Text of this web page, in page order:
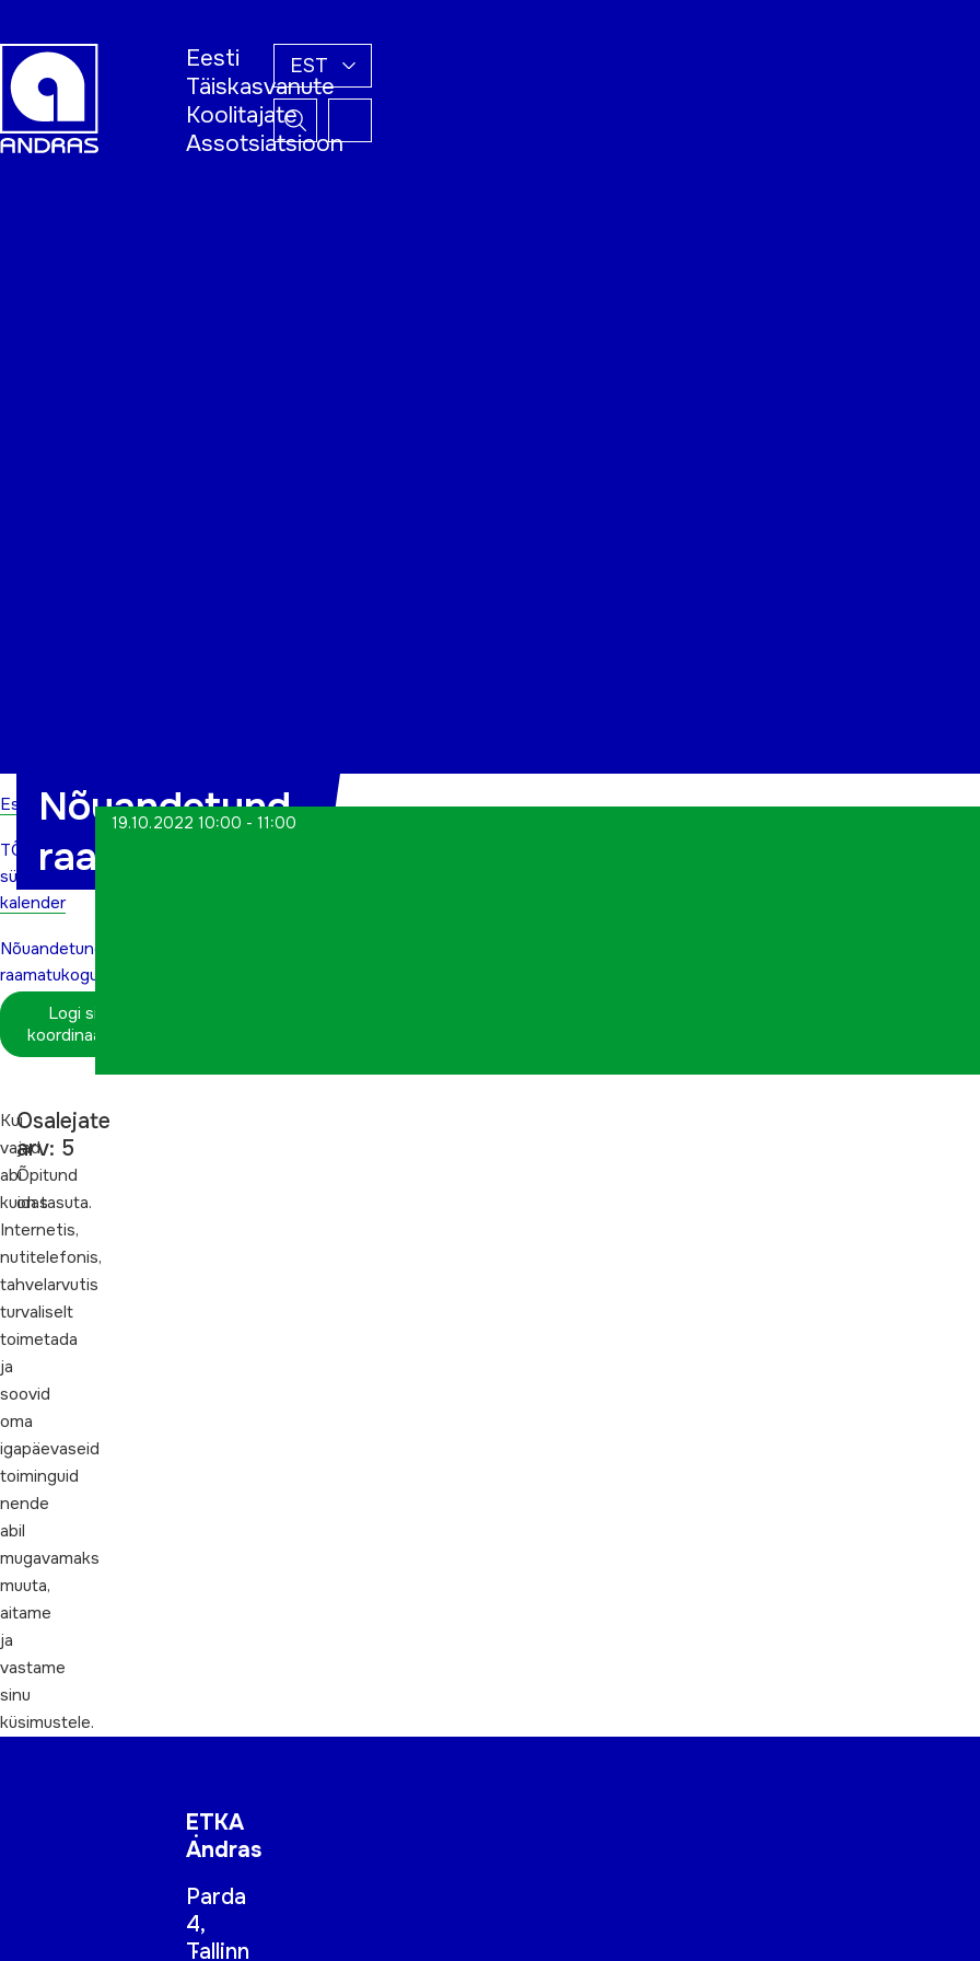
Eesti
Täiskasvanute
Koolitajate
Assotsiatsioon
EST
Esileht
TÕN
sündmuste
kalender
Nõuandetund
raamatukogus
Logi sisse
koordinaatorina
Nõuandetund
raamatukogus
19.10.2022 10:00 - 11:00
Kui
vajad
abi
kuidas
Internetis,
nutitelefonis,
tahvelarvutis
turvaliselt
toimetada
ja
soovid
oma
igapäevaseid
toiminguid
nende
abil
mugavamaks
muuta,
aitame
ja
vastame
sinu
küsimustele.
Osalejate
arv: 5
Õpitund
on tasuta.
ETKA
Andras
Parda
4,
Tallinn